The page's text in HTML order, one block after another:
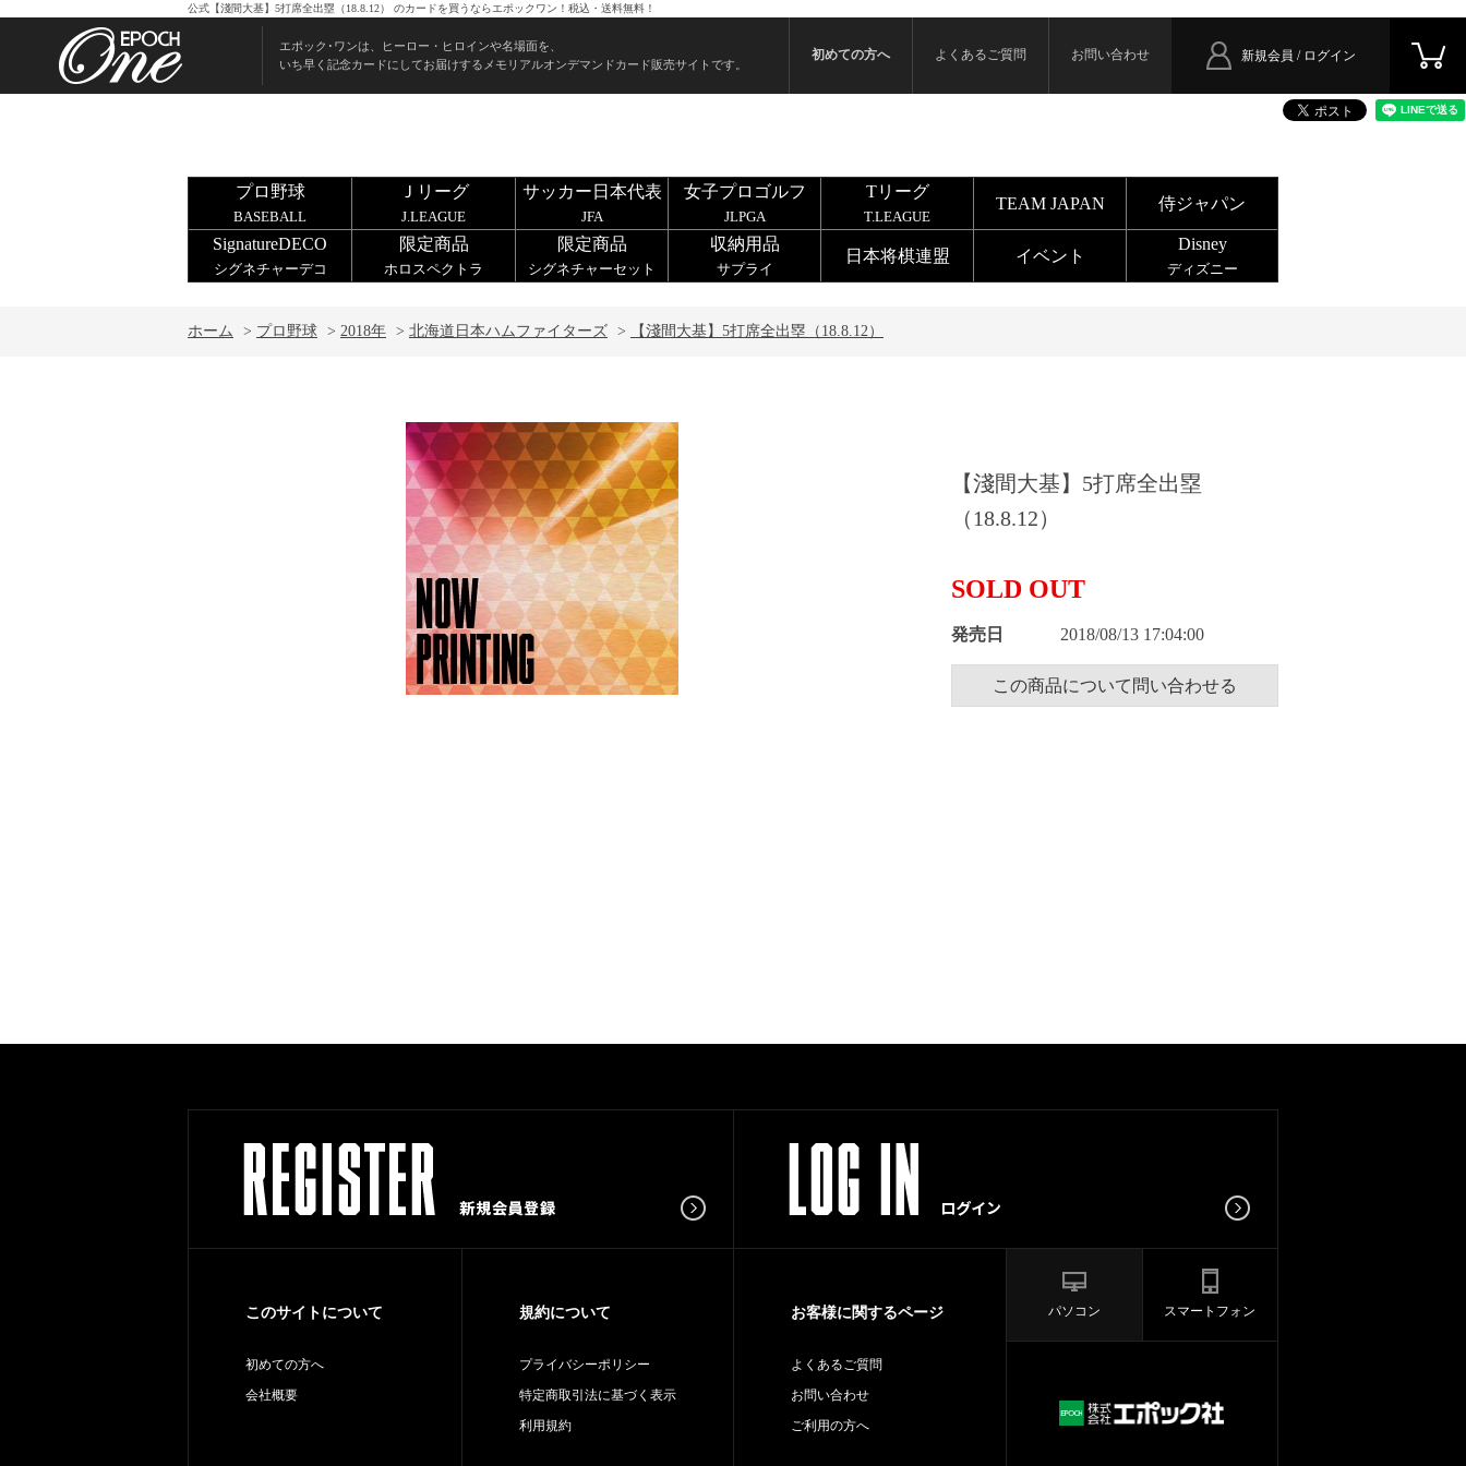
公式【淺間大基】5打席全出塁（18.8.12） のカードを買うならエポックワン！税込・送料無料！
エポック･ワンは、ヒーロー・ヒロインや名場面を、
いち早く記念カードにしてお届けするメモリアルオンデマンドカード販売サイトです。
新規会員 / ログイン
初めての方へ よくあるご質問 お問い合わせ
プロ野球
BASEBALL
Ｊリーグ
J.LEAGUE
サッカー日本代表
JFA
女子プロゴルフ
JLPGA
Tリーグ
T.LEAGUE
TEAM JAPAN 侍ジャパン
SignatureDECO
シグネチャーデコ
限定商品
ホロスペクトラ
限定商品
シグネチャーセット
収納用品
サプライ
日本将棋連盟 イベント
Disney
ディズニー
ホーム > プロ野球 > 2018年 > 北海道日本ハムファイターズ > 【淺間大基】5打席全出塁（18.8.12）
【淺間大基】5打席全出塁
（18.8.12）
SOLD OUT
発売日 2018/08/13 17:04:00
この商品について問い合わせる
このサイトについて
初めての方へ
会社概要
規約について
プライバシーポリシー
特定商取引法に基づく表示
利用規約
お客様に関するページ
よくあるご質問
お問い合わせ
ご利用の方へ
パソコン スマートフォン